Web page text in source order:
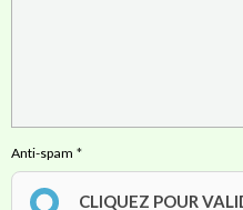
Anti-spam
CLIQUEZ POUR